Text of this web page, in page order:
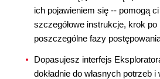
ich pojawieniem się -- pomogą
szczegółowe instrukcje, krok
poszczególne fazy
Dopasujesz interfejs
dokładnie do własnych potrzeb i